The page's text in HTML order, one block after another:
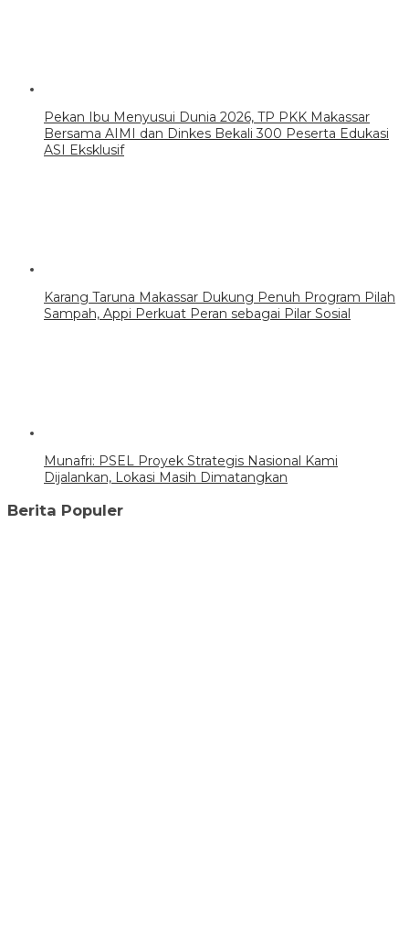
Pekan Ibu Menyusui Dunia 2026, TP PKK Makassar
Bersama AIMI dan Dinkes Bekali 300 Peserta Edukasi
ASI Eksklusif
Karang Taruna Makassar Dukung Penuh Program Pilah
Sampah, Appi Perkuat Peran sebagai Pilar Sosial
Munafri: PSEL Proyek Strategis Nasional Kami
Dijalankan, Lokasi Masih Dimatangkan
Berita Populer